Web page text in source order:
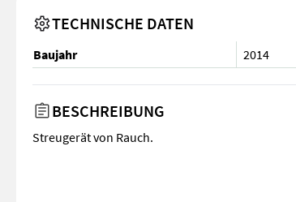
TECHNISCHE DATEN
Baujahr 2014
BESCHREIBUNG
Streugerät von Rauch.